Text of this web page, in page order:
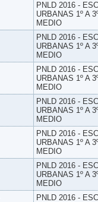
PNLD 2016 -
URBANAS 1º A
MEDIO
PNLD 2016 -
URBANAS 1º A
MEDIO
PNLD 2016 -
URBANAS 1º A
MEDIO
PNLD 2016 -
URBANAS 1º A
MEDIO
PNLD 2016 -
URBANAS 1º A
MEDIO
PNLD 2016 -
URBANAS 1º A
MEDIO
PNLD 2016 -